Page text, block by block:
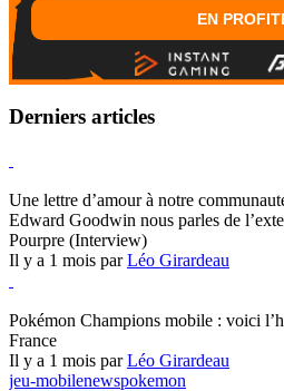
EN
Derniers articles
Une lettre d’amour à notre
Edward Goodwin nous parles de
Pourpre (Interview)
Il y a 1 mois parLéo Girardeau
Pokémon Champions mobile : voici
France
Il y a 1 mois parLéo Girardeau
jeu-mobilenewspokemon